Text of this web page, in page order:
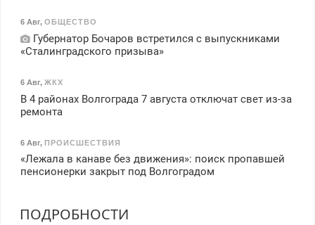
6 Авг, ОБЩЕСТВО
Губернатор Бочаров встретился с выпускниками
«Сталинградского призыва»
6 Авг, ЖКХ
В 4 районах Волгограда 7 августа отключат свет из-за
ремонта
6 Авг, ПРОИСШЕСТВИЯ
«Лежала в канаве без движения»: поиск пропавшей
пенсионерки закрыт под Волгоградом
ПОДРОБНОСТИ